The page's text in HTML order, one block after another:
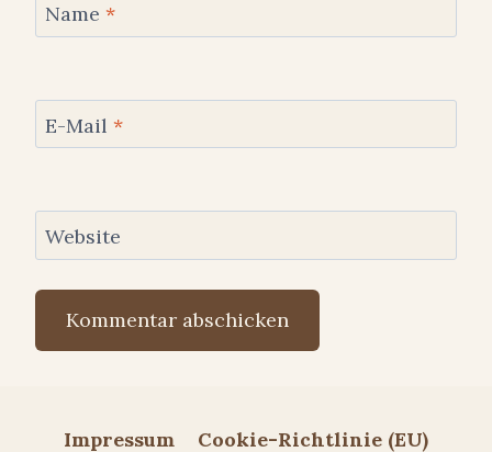
Name *
E-Mail *
Website
Impressum Cookie-Richtlinie (EU)